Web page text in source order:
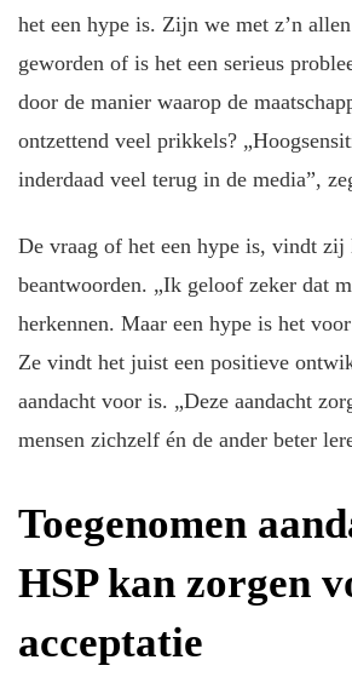
het een hype is. Zijn we met z’n
geworden of is het een serieus
door de manier waarop de
ontzettend veel prikkels?
inderdaad veel terug in de media”,
De vraag of het een hype is, vindt zij
beantwoorden. „Ik geloof zeker dat
herkennen. Maar een hype is het
Ze vindt het juist een positieve
aandacht voor is. „Deze aandacht
mensen zichzelf én de ander beter
Toegenomen
HSP kan zorgen
acceptatie